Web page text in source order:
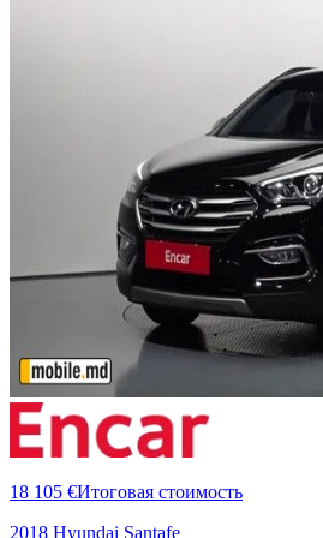
18 105 €Итоговая стоимость
2018 Hyundai Santafe